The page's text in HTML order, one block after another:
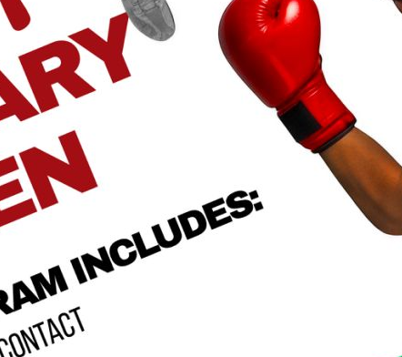
edition January 2025
Titelkampf Anforderungen
» 796,3 KiB - 3.742 hits - 6. August 2025
Ausgabe August 2025, in deutscher Sprache
Titlefight minimum reqirements
» 590,7 KiB - 6.007 hits - 6. August 2025
English issue August 2025
WKF Amateur Reglement
» 946,3 KiB - 5.023 hits - 26. Dezember 2024
Ausgabe Januar 2025 in Deutscher Sprache